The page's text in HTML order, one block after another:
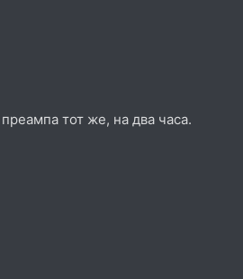
тот же, на два часа.